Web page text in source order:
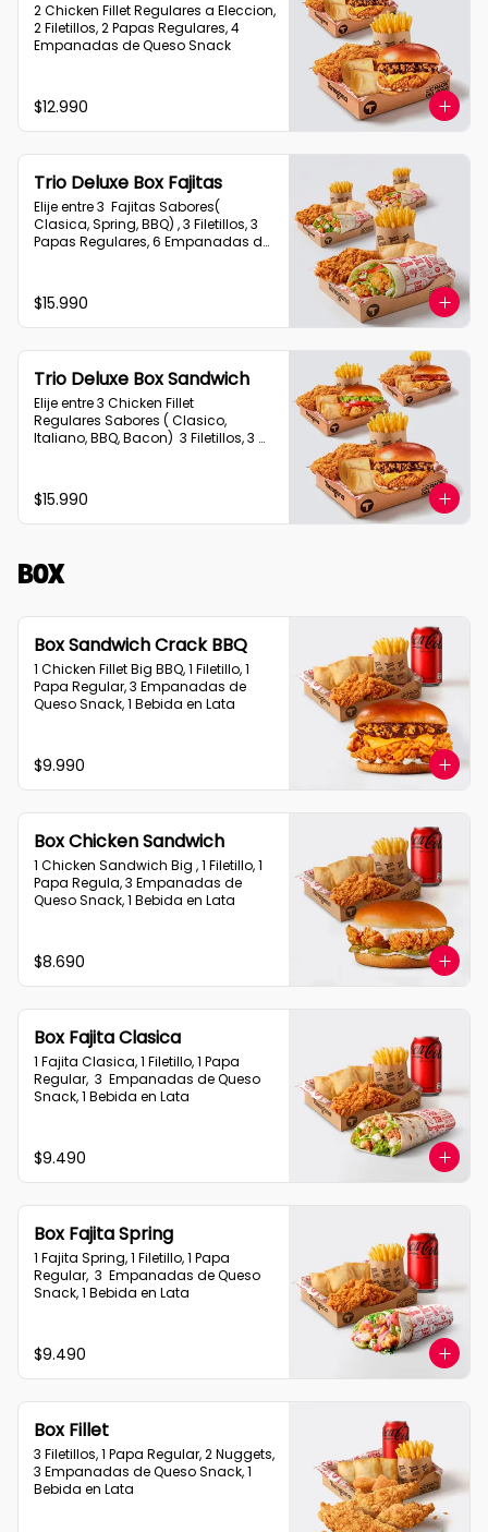
2 Chicken Fillet Regulares a Eleccion,
2 Filetillos, 2 Papas Regulares, 4
Empanadas de Queso Snack
$12.990
Trio Deluxe Box Fajitas
Elije entre 3  Fajitas Sabores(
Clasica, Spring, BBQ) , 3 Filetillos, 3
Papas Regulares, 6 Empanadas de
$15.990
Trio Deluxe Box Sandwich
Elije entre 3 Chicken Fillet
Regulares Sabores ( Clasico,
Italiano, BBQ, Bacon)  3 Filetillos, 3
$15.990
Box
Box Sandwich Crack BBQ
1 Chicken Fillet Big BBQ, 1 Filetillo, 1
Papa Regular, 3 Empanadas de
Queso Snack, 1 Bebida en Lata
$9.990
Box Chicken Sandwich
1 Chicken Sandwich Big , 1 Filetillo, 1
Papa Regula, 3 Empanadas de
Queso Snack, 1 Bebida en Lata
$8.690
Box Fajita Clasica
1 Fajita Clasica, 1 Filetillo, 1 Papa
Regular,  3  Empanadas de Queso
Snack, 1 Bebida en Lata
$9.490
Box Fajita Spring
1 Fajita Spring, 1 Filetillo, 1 Papa
Regular,  3  Empanadas de Queso
Snack, 1 Bebida en Lata
$9.490
Box Fillet
3 Filetillos, 1 Papa Regular, 2 Nuggets,
3 Empanadas de Queso Snack, 1
Bebida en Lata